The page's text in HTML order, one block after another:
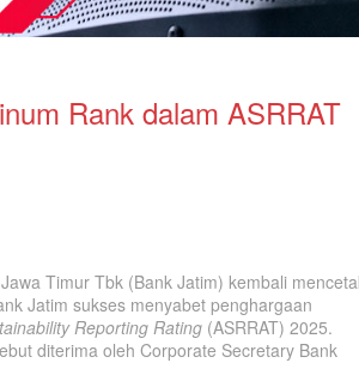
Rank dalam ASRRAT
Timur Tbk (Bank Jatim) kembali
Jatim sukses menyabet penghargaan
Reporting Rating (ASRRAT) 2025.
diterima oleh Corporate Secretary Bank